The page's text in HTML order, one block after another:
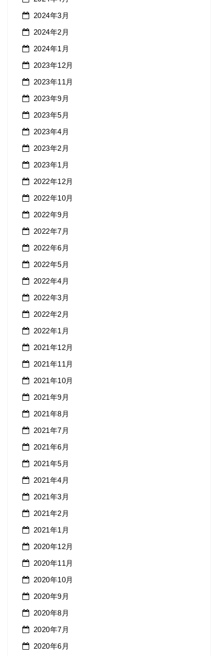
2024年3月
2024年2月
2024年1月
2023年12月
2023年11月
2023年9月
2023年5月
2023年4月
2023年2月
2023年1月
2022年12月
2022年10月
2022年9月
2022年7月
2022年6月
2022年5月
2022年4月
2022年3月
2022年2月
2022年1月
2021年12月
2021年11月
2021年10月
2021年9月
2021年8月
2021年7月
2021年6月
2021年5月
2021年4月
2021年3月
2021年2月
2021年1月
2020年12月
2020年11月
2020年10月
2020年9月
2020年8月
2020年7月
2020年6月